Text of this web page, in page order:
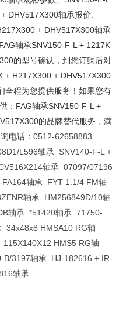
DHV517X300轴承报价、
+ DHV517X300轴承
轴承SNV150-F-L + 1217K
的型号确认，到您订购后对
+ H217X300 + DHV517X300
全程为您提供服务！如果您有
：FAG轴承SNV150-F-L +
的品牌替代服务，满
电话： 0512-62658883
L596轴承 SNV140-F-L +
轴承 07097/07196
轴承 FYT 1.1/4 FM轴
轴承 HM256849D/10轴
轴承 *51420轴承 71750-
34x48x8 HMSA10 RG轴
115X140X12 HMS5 RG轴
B/3197轴承 HJ-182616 + IR-
轴承